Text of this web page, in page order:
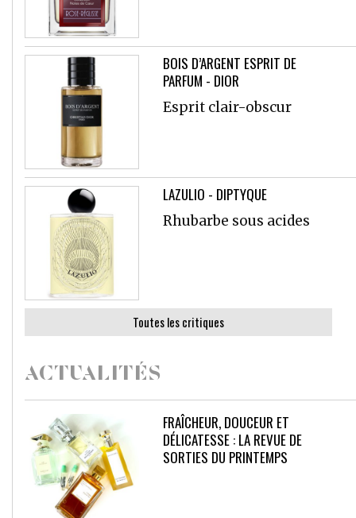
BOIS D’ARGENT ESPRIT DE
PARFUM - DIOR
Esprit clair-obscur
LAZULIO - DIPTYQUE
Rhubarbe sous acides
Toutes les critiques
ACTUALITÉS
FRAÎCHEUR, DOUCEUR ET
DÉLICATESSE : LA REVUE DE
SORTIES DU PRINTEMPS